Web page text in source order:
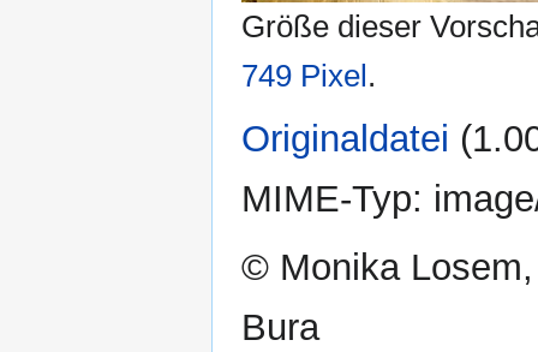
Größe dieser
749 Pixel.
Originaldatei
MIME-Typ:
© Monika
Bura